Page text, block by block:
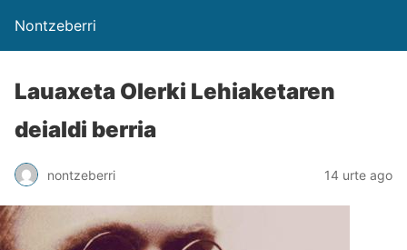
Nontzeberri
Lauaxeta Olerki Lehiaketaren
deialdi berria
nontzeberri 14 urte ago